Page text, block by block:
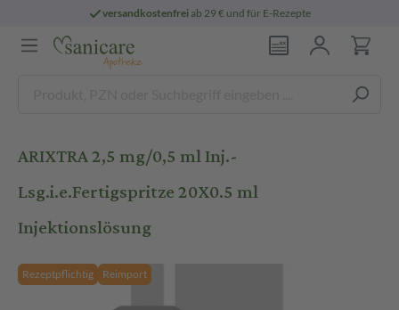
versandkostenfreiab 29 € und für E-Rezepte
ARIXTRA 2,5 mg/0,5 ml Inj.-
Lsg.i.e.Fertigspritze 20X0.5 ml
Injektionslösung
Rezeptpflichtig Reimport